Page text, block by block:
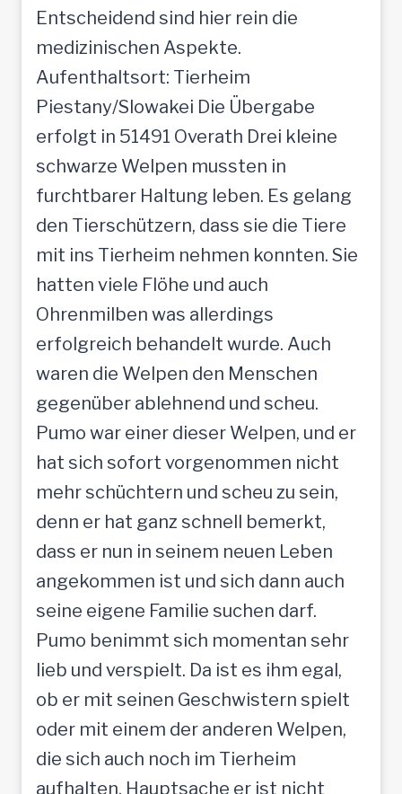
Entscheidend sind hier rein die
medizinischen Aspekte.
Aufenthaltsort: Tierheim
Piestany/Slowakei Die Übergabe
erfolgt in 51491 Overath Drei kleine
schwarze Welpen mussten in
furchtbarer Haltung leben. Es gelang
den Tierschützern, dass sie die Tiere
mit ins Tierheim nehmen konnten. Sie
hatten viele Flöhe und auch
Ohrenmilben was allerdings
erfolgreich behandelt wurde. Auch
waren die Welpen den Menschen
gegenüber ablehnend und scheu.
Pumo war einer dieser Welpen, und er
hat sich sofort vorgenommen nicht
mehr schüchtern und scheu zu sein,
denn er hat ganz schnell bemerkt,
dass er nun in seinem neuen Leben
angekommen ist und sich dann auch
seine eigene Familie suchen darf.
Pumo benimmt sich momentan sehr
lieb und verspielt. Da ist es ihm egal,
ob er mit seinen Geschwistern spielt
oder mit einem der anderen Welpen,
die sich auch noch im Tierheim
aufhalten. Hauptsache er ist nicht